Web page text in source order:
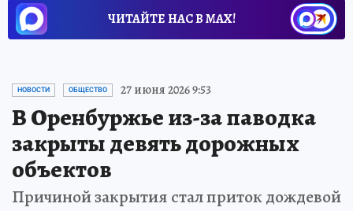
ЧИТАЙТЕ НАС В МАХ!
НОВОСТИ ОБЩЕСТВО 27 июня 2026 9:53
В Оренбуржье из-за паводка
закрыты девять дорожных
объектов
Причиной закрытия стал приток дождевой